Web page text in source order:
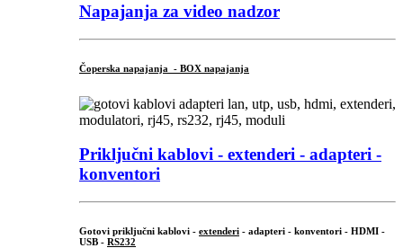
Napajanja za video nadzor
Čoperska napajanja - BOX napajanja
Priključni kablovi - extenderi - adapteri -
konventori
Gotovi priključni kablovi - extenderi - adapteri - konventori - HDMI -
USB - RS232